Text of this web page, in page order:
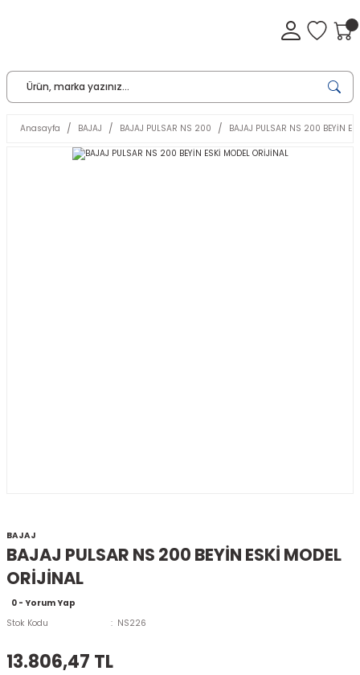
Anasayfa BAJAJ BAJAJ PULSAR NS 200 BAJAJ PULSAR NS 200 BEYİN
BAJAJ
BAJAJ PULSAR NS 200 BEYİN ESKİ MODEL
ORİJİNAL
0 - Yorum Yap
Stok Kodu
NS226
13.806,47 TL